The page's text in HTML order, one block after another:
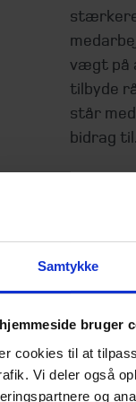
Samtykke
bruger
cookies til at
Vi deler også
og
stærkere
vægt på
tilbyde
står
bidrag
af